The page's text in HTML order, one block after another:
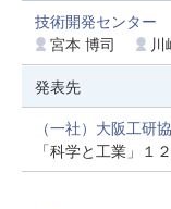
技術開発センター
宮本 博司
川
発表先
（一社）大阪工研
「科学と工業」１